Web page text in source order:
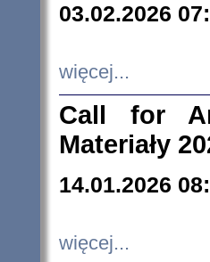
03.02.2026
więcej...
Call for
Materiały
14.01.2026
więcej...